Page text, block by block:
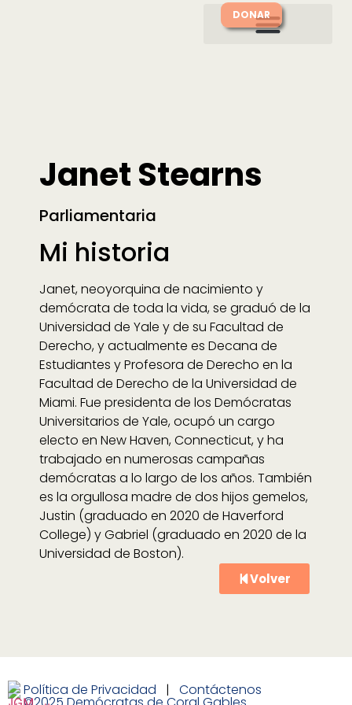
DONAR
Janet Stearns
Parliamentaria
Mi historia
Janet, neoyorquina de nacimiento y
demócrata de toda la vida, se graduó de la
Universidad de Yale y de su Facultad de
Derecho, y actualmente es Decana de
Estudiantes y Profesora de Derecho en la
Facultad de Derecho de la Universidad de
Miami. Fue presidenta de los Demócratas
Universitarios de Yale, ocupó un cargo
electo en New Haven, Connecticut, y ha
trabajado en numerosas campañas
demócratas a lo largo de los años. También
es la orgullosa madre de dos hijos gemelos,
Justin (graduado en 2020 de Haverford
College) y Gabriel (graduado en 2020 de la
Universidad de Boston).
Volver
Política de Privacidad | Contáctenos